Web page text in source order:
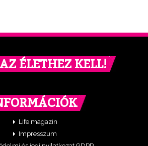
ÉLETHEZ KELL!
Life magazin
Impresszum